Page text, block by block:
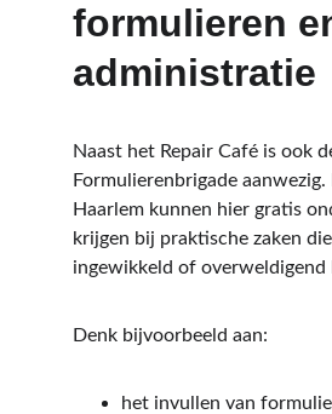
formulieren
administratie
Naast het Repair Café is ook
Formulierenbrigade
Haarlem kunnen hier gratis
krijgen bij praktische zaken
ingewikkeld of overweldigend
Denk bijvoorbeeld aan:
het invullen van